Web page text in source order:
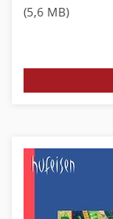
(5,6 MB)